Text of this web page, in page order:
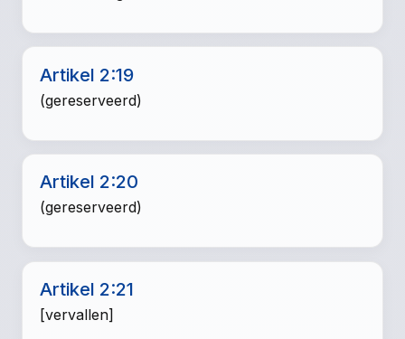
Artikel 2:19
(gereserveerd)
Artikel 2:20
(gereserveerd)
Artikel 2:21
[vervallen]